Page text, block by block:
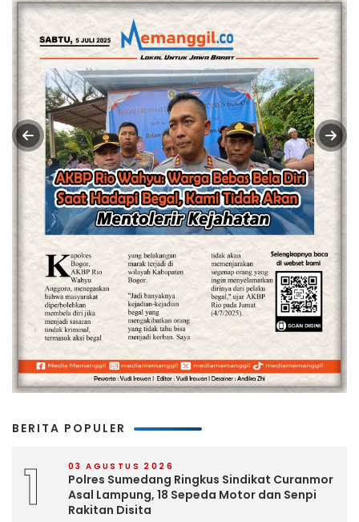
BERITA POPULER
1 03 AGUSTUS 2026
Polres Sumedang Ringkus Sindikat Curanmor
Asal Lampung, 18 Sepeda Motor dan Senpi
Rakitan Disita